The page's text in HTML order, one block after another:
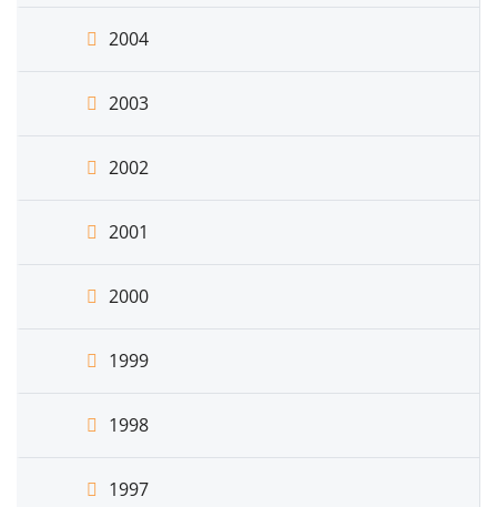
2004
2003
2002
2001
2000
1999
1998
1997